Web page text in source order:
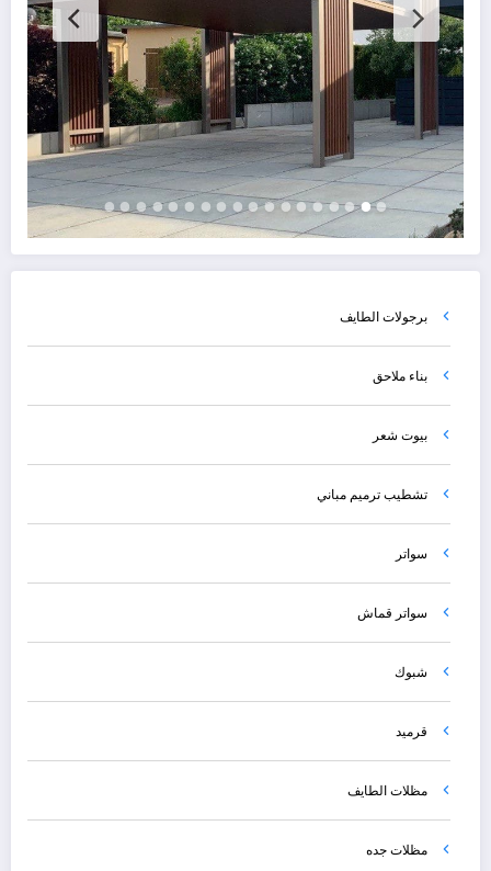
برجولات الطايف
بناء ملاحق
بيوت شعر
تشطيب ترميم مباني
سواتر
سواتر قماش
شبوك
قرميد
مظلات الطايف
مظلات جده